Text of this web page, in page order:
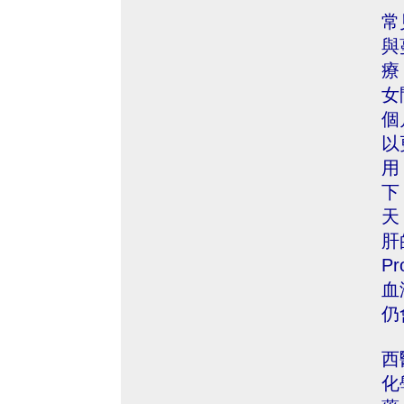
常
與
療
女
個
下
天
仍
西
化